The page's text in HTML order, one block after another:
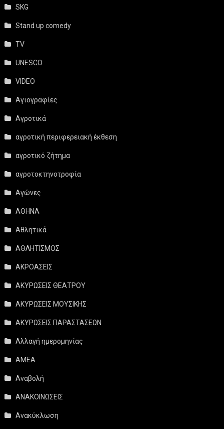
SKG
Stand up comedy
TV
UNESCO
VIDEO
Αγιογραφίες
Αγροτικά
αγροτική περιφερειακή έκθεση
αγροτικό ζήτημα
αγροτοκτηνοτροφία
Αγώνες
ΑΘΗΝΑ
Αθλητικά
ΑΘΛΗΤΙΣΜΟΣ
ΑΚΡΟΑΣΕΙΣ
ΑΚΥΡΩΣΕΙΣ ΘΕΑΤΡΟΥ
ΑΚΥΡΩΣΕΙΣ ΜΟΥΣΙΚΗΣ
ΑΚΥΡΩΣΕΙΣ ΠΑΡΑΣΤΑΣΕΩΝ
Αλλαγή ημερομηνίας
ΑΜΕΑ
Αναβολή
ΑΝΑΚΟΙΝΩΣΕΙΣ
Ανακύκλωση